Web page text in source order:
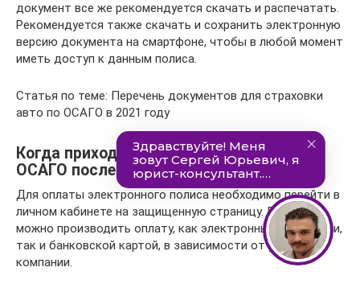
документ все же рекомендуется скачать и распечатать.
Рекомендуется также скачать и сохранить электронную
версию документа на смартфоне, чтобы в любой момент
иметь доступ к данным полиса.
Статья по теме: Перечень документов для страховки
авто по ОСАГО в 2021 году
Когда приходит электронный полис
ОСАГО после оплаты
Для оплаты электронного полиса необходимо перейти в
личном кабинете на защищенную страницу. При этом
можно производить оплату, как электронными деньгами,
так и банковской картой, в зависимости от условий
компании.